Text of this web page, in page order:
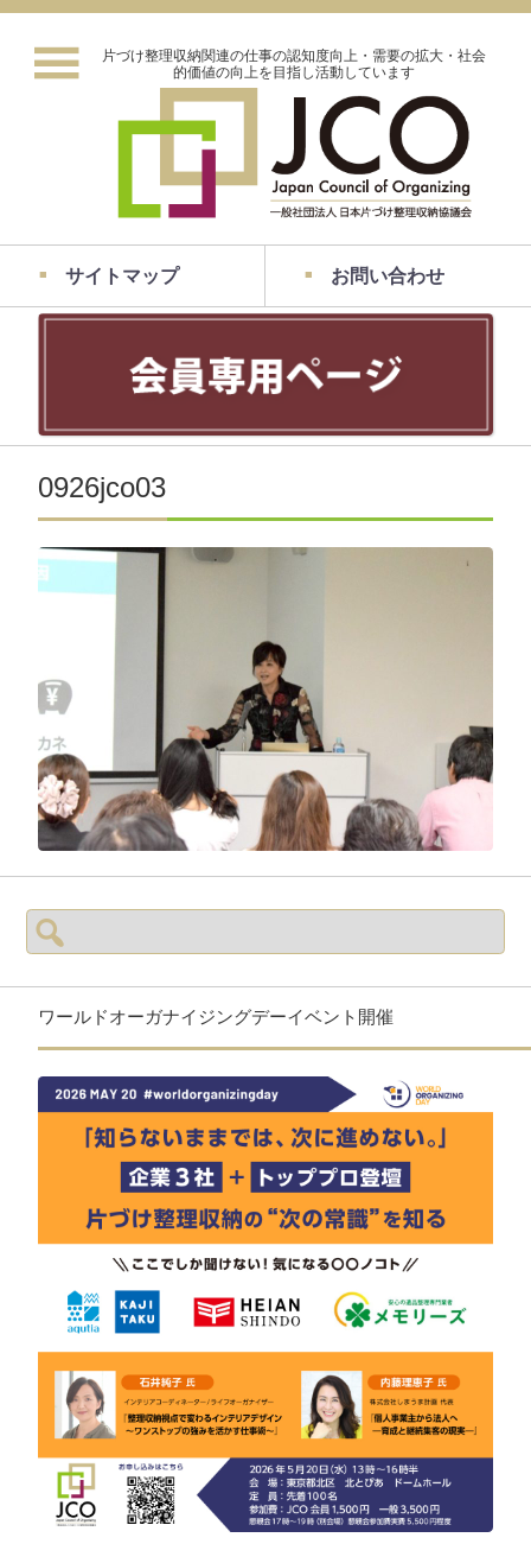
片づけ整理収納関連の仕事の認知度向上・需要の拡大・社会
的価値の向上を目指し活動しています
サイトマップ お問い合わせ
0926jco03
検
索:
ワールドオーガナイジングデーイベント開催